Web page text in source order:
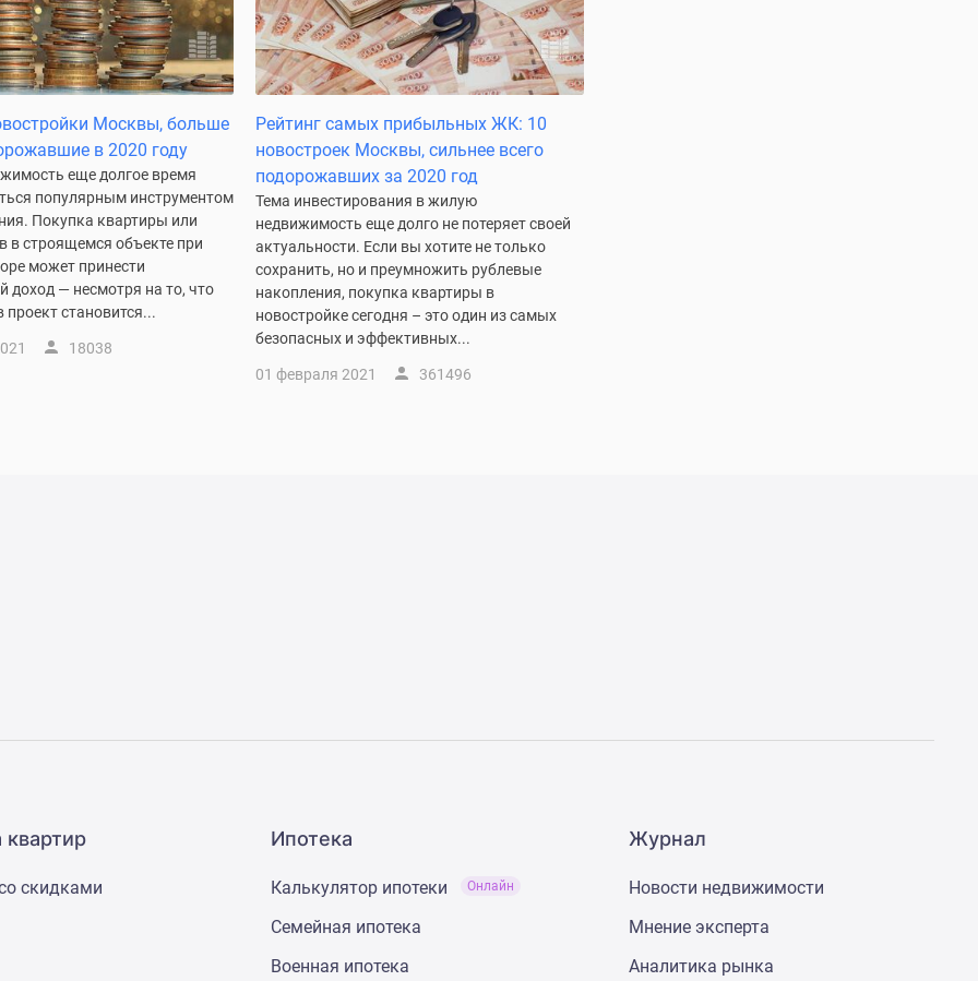
Москвы, больше
в 2020 году
еще долгое время
популярным инструментом
Покупка квартиры или
в строящемся объекте при
может принести
доход — несмотря на то, что
проект становится...
18038
Рейтинг самых прибыльных ЖК: 10
новостроек Москвы, сильнее всего
подорожавших за 2020 год
Тема инвестирования в жилую
недвижимость еще долго не потеряет своей
актуальности. Если вы хотите не только
сохранить, но и преумножить рублевые
накопления, покупка квартиры в
новостройке сегодня – это один из самых
безопасных и эффективных...
01 февраля 2021 361496
скидками
Ипотека
Калькулятор ипотеки Онлайн
Семейная ипотека
Военная ипотека
Журнал
Новости недвижимости
Мнение эксперта
Аналитика рынка